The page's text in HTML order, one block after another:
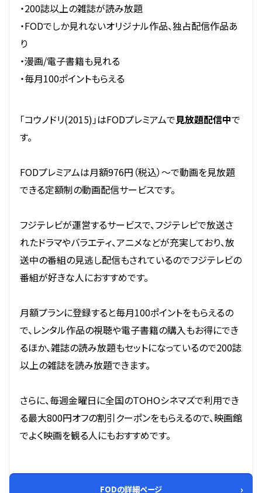
・200誌以上の雑誌が読み放題
・FODでしか見れないオリジナル作品、独占配信作品あ
り
・漫画/電子書籍も見れる
・毎月100ポイントもらえる
「コウノドリ(2015)」はFODプレミアムで見放題配信中で
す。
FODプレミアムは月額976円（税込）～で動画を見放題
できる定額制の動画配信サービスです。
フジテレビが運営するサービスで、フジテレビで放送さ
れたドラマやバラエティ、アニメなどが充実しており、放
送中の番組の見逃し配信もされているのでフジテレビの
番組が好きな人におすすめです。
月額プランに登録すると毎月100ポイントをもらえるの
で、レンタル作品の視聴や電子書籍の購入もお得にでき
るほか、雑誌の読み放題もセットになっているので200誌
以上の雑誌を読み放題できます。
さらに、毎週金曜日に全国のTOHOシネマズで利用でき
る最大800円オフの割引クーポンをもらえるので、映画館
でよく映画を観る人にもおすすめです。
FODの詳細ページ